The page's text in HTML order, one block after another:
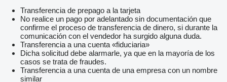
Transferencia de prepago a la tarjeta
No realice un pago por adelantado sin documentación que
confirme el proceso de transferencia de dinero, si durante la
comunicación con el vendedor ha surgido alguna duda.
Transferencia a una cuenta «fiduciaria»
Dicha solicitud debe alarmarle, ya que en la mayoría de los
casos se trata de fraudes.
Transferencia a una cuenta de una empresa con un nombre
similar